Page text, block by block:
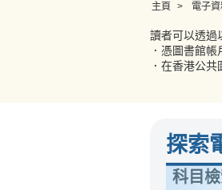
主頁 > 電子
讀者可以透過
．憑圖書館帳
．在香港公
探索
科目